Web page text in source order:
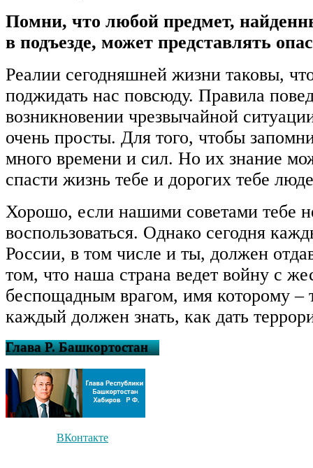
Помни, что любой предмет,
в подъезде, может представлять
Реалии сегодняшней жизни таковы,
поджидать нас повсюду. Правила
возникновении чрезвычайной
очень просты. Для того, чтобы
много времени и сил. Но их знание
спасти жизнь тебе и дорогих тебе
Хорошо, если нашими советами тебе
воспользоваться. Однако сегодня
России, в том числе и ты, должен
том, что наша страна ведет войну с
беспощадным врагом, имя которому –
каждый должен знать, как дать
Глава Р. Башкортостан
ВКонтакте